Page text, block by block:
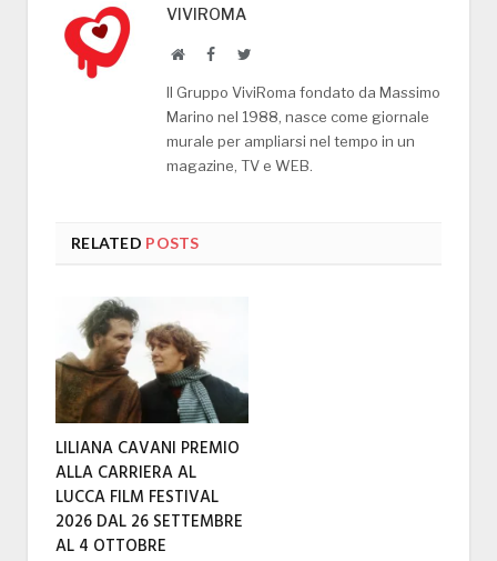
VIVIROMA
WebsiteFacebookTwitter
Il Gruppo ViviRoma fondato da Massimo
Marino nel 1988, nasce come giornale
murale per ampliarsi nel tempo in un
magazine, TV e WEB.
RELATED POSTS
LILIANA CAVANI PREMIO
ALLA CARRIERA AL
LUCCA FILM FESTIVAL
2026 DAL 26 SETTEMBRE
AL 4 OTTOBRE